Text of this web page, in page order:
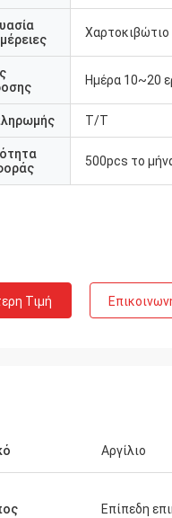
Ημέρα 10~20
T/T
500pcs το
Τιμή
Αργίλιο
Επίπεδη